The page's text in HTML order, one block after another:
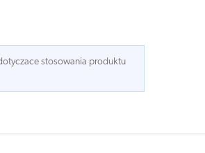
stosowania produktu